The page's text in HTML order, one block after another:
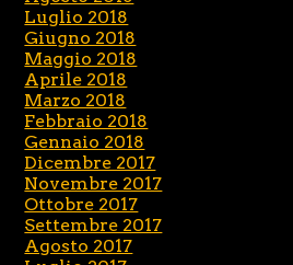
Luglio 2018
Giugno 2018
Maggio 2018
Aprile 2018
Marzo 2018
Febbraio 2018
Gennaio 2018
Dicembre 2017
Novembre 2017
Ottobre 2017
Settembre 2017
Agosto 2017